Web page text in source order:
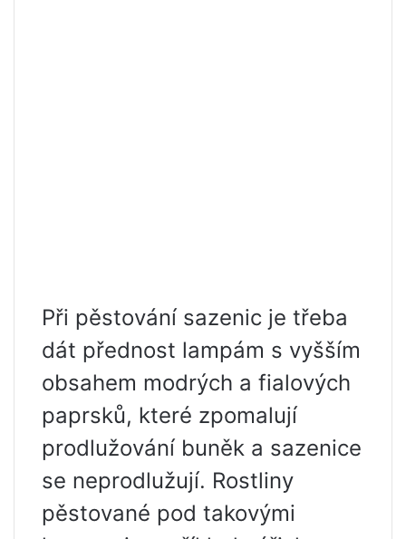
Při pěstování sazenic je třeba
dát přednost lampám s vyšším
obsahem modrých a fialových
paprsků, které zpomalují
prodlužování buněk a sazenice
se neprodlužují. Rostliny
pěstované pod takovými